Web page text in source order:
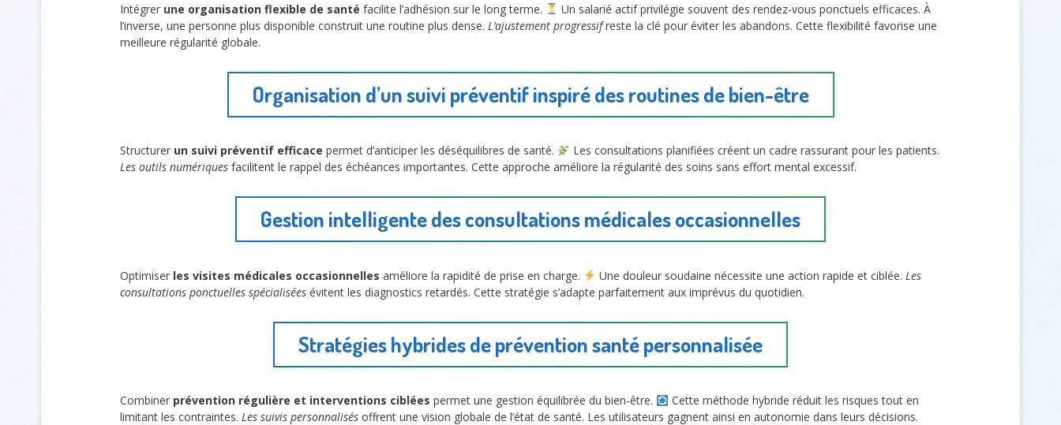
Intégrer une organisation flexible de santé facilite l’adhésion sur le long terme.
Un salarié actif privilégie souvent des rendez-vous ponctuels efficaces. À
l’inverse, une personne plus disponible construit une routine plus dense. L’ajustement progressifreste la clé pour éviter les abandons. Cette flexibilité favorise une
meilleure régularité globale.
Organisation d’un suivi préventif inspiré des routines de bien-être
Structurer un suivi préventif efficace permet d’anticiper les déséquilibres de santé.
Les consultations planifiées créent un cadre rassurant pour les patients.
Les outils numériques facilitent le rappel des échéances importantes. Cette approche améliore la régularité des soins sans effort mental excessif.
Gestion intelligente des consultations médicales occasionnelles
Optimiser les visites médicales occasionnelles améliore la rapidité de prise en charge. Une douleur soudaine nécessite une action rapide et ciblée. Les
consultations ponctuelles spécialisées évitent les diagnostics retardés. Cette stratégie s’adapte parfaitement aux imprévus du quotidien.
Stratégies hybrides de prévention santé personnalisée
Combiner prévention régulière et interventions ciblées permet une gestion équilibrée du bien-être.
Cette méthode hybride réduit les risques tout en
limitant les contraintes. Les suivis personnalisés offrent une vision globale de l’état de santé. Les utilisateurs gagnent ainsi en autonomie dans leurs décisions.